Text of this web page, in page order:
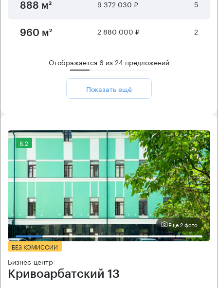
888 м² 9 372 030 ₽ 5
960 м² 2 880 000 ₽ 2
Отображается 6 из24 предложений
Показать ещё
8.2
Еще 2 фото
БЕЗ КОМИССИИ
Бизнес-центр
Кривоарбатский 13